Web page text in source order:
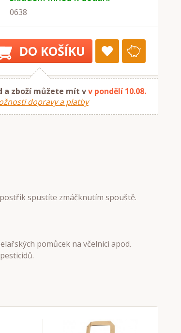
0638
DO KOŠÍKU
a zboží můžete mít vv pondělí 10.08.
dopravy a platby
spustíte zmáčknutím spouště.
pomůcek na včelnici apod.